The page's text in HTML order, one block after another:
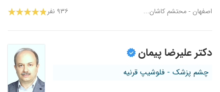
اصفهان - محتشم کاشان... ۹۳۶ نفر
دکتر علیرضا پیمان
چشم پزشک - فلوشیپ قرنیه